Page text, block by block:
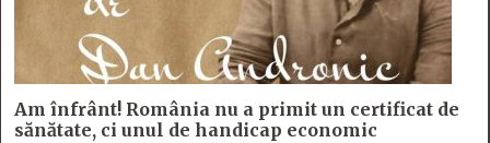
Am înfrânt! România nu a primit un certificat de
sănătate, ci unul de handicap economic